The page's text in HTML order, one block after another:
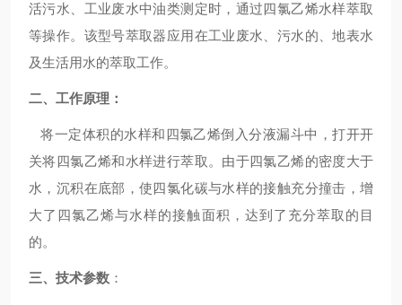
活污水、工业废水中油类测定时，通过四氯乙烯水样萃取
等操作。该型号萃取器应用在工业废水、污水的、地表水
及生活用水的萃取工作。
二、工作原理：
将一定体积的水样和四氯乙烯倒入分液漏斗中，打开开
关将四氯乙烯和水样进行萃取。由于四氯乙烯的密度大于
水，沉积在底部，使四氯化碳与水样的接触充分撞击，增
大了四氯乙烯与水样的接触面积，达到了充分萃取的目
的。
三、 技术参数 ：